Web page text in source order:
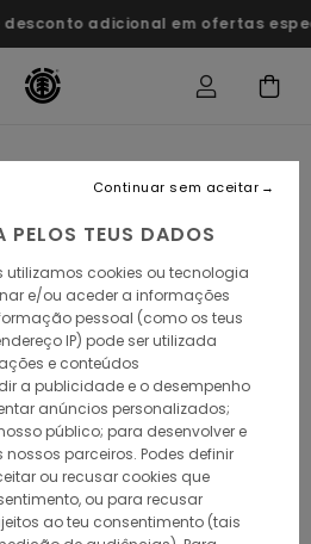
adicional em ofertas especiais
PELOS TEUS DADOS
utilizamos cookies ou tecnologia
e/ou aceder a informações
pessoal (como os teus
IP) pode ser utilizada
e conteúdos
a publicidade e o desempenho
anúncios personalizados;
público; para desenvolver e
parceiros. Podes definir
ou recusar cookies que
ou para recusar
ao teu consentimento (tais
Continuar sem aceitar